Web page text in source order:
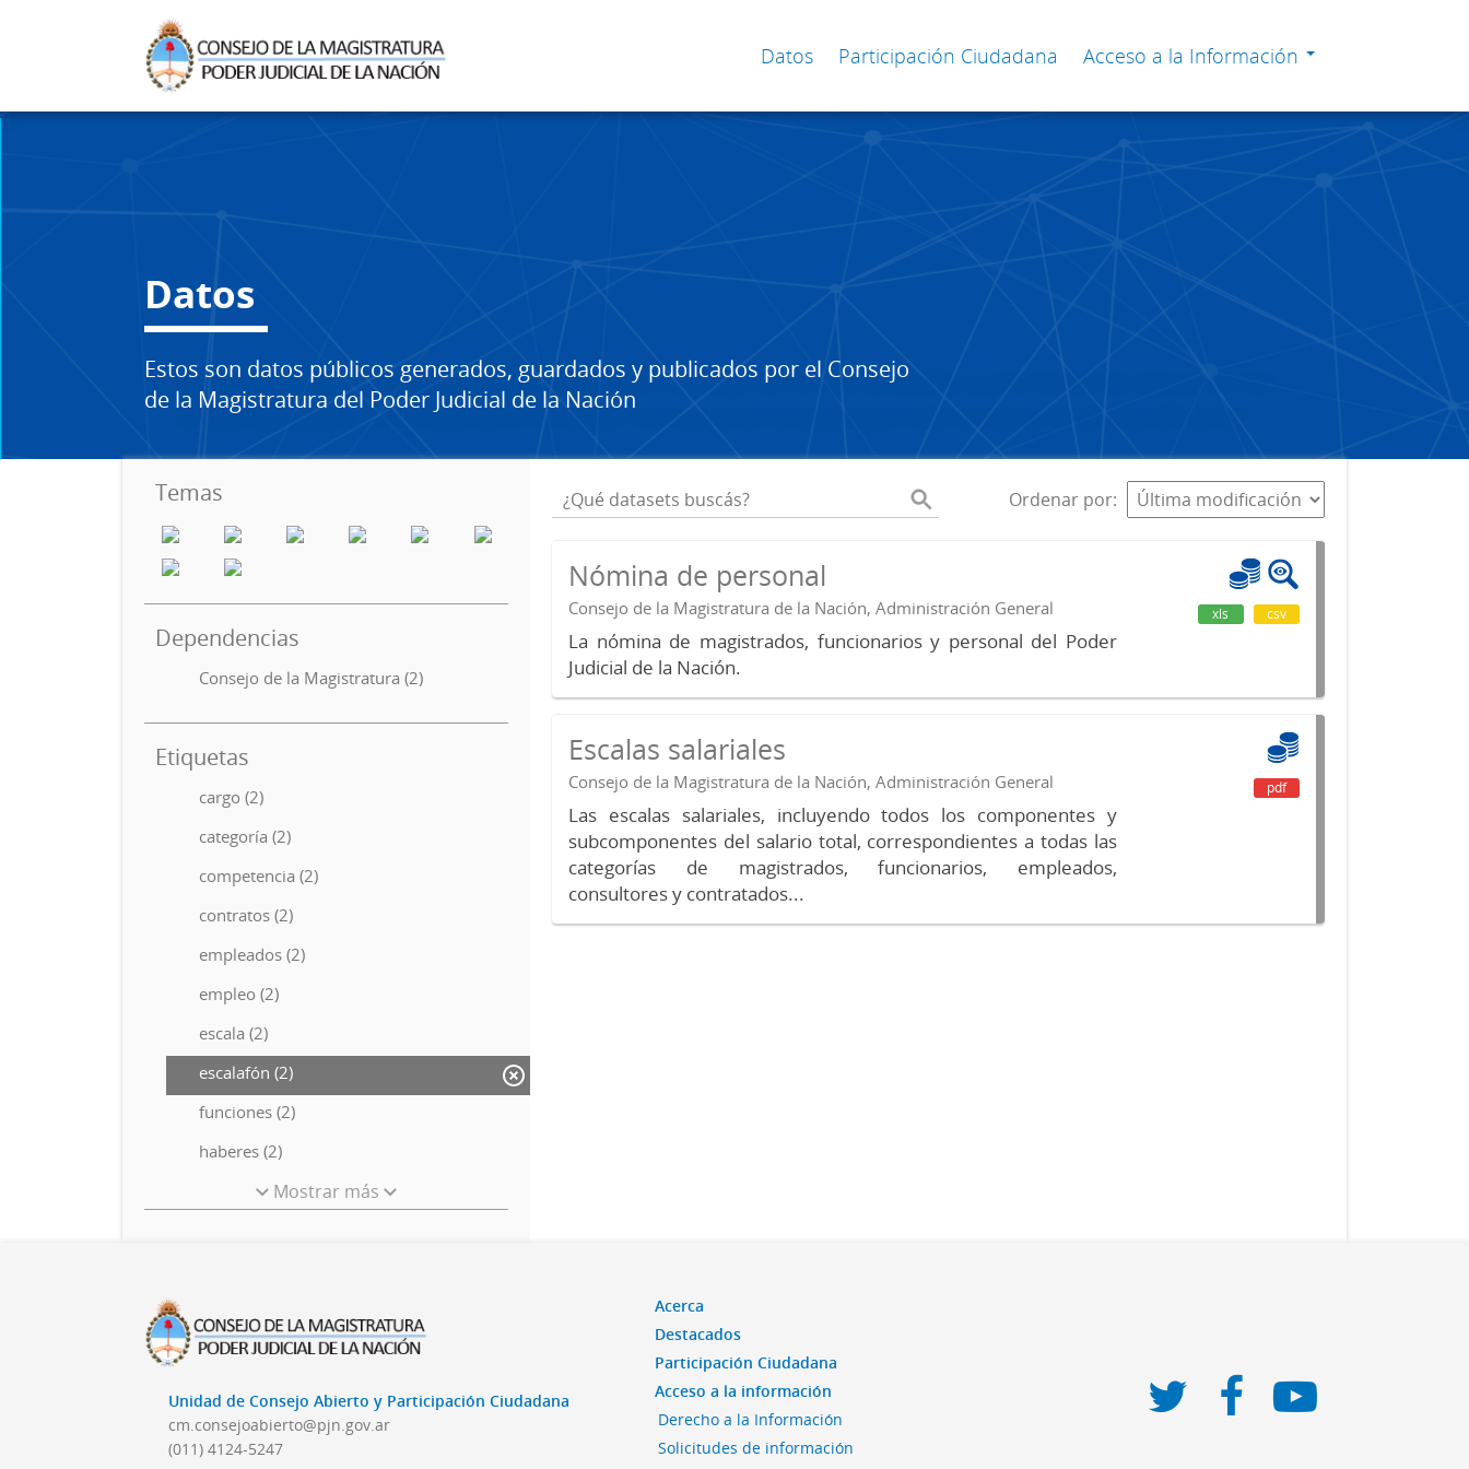
Datos Participación Ciudadana Acceso a la Información
Datos
Estos son datos públicos generados, guardados y publicados por el Consejo
de la Magistratura del Poder Judicial de la Nación
Temas
Dependencias
Consejo de la Magistratura (2)
Etiquetas
cargo (2)
categoría (2)
competencia (2)
contratos (2)
empleados (2)
empleo (2)
escala (2)
escalafón (2)
funciones (2)
haberes (2)
Mostrar más
Ordenar por
Nómina de personal
Consejo de la Magistratura de la Nación, Administración General
La nómina de magistrados, funcionarios y personal del Poder
Judicial de la Nación.
xls csv
Escalas salariales
Consejo de la Magistratura de la Nación, Administración General
Las escalas salariales, incluyendo todos los componentes y
subcomponentes del salario total, correspondientes a todas las
categorías de magistrados, funcionarios, empleados,
consultores y contratados...
pdf
Unidad de Consejo Abierto y Participación Ciudadana
cm.consejoabierto@pjn.gov.ar
(011) 4124-5247
Acerca
Destacados
Participación Ciudadana
Acceso a la información
Derecho a la Información
Solicitudes de información